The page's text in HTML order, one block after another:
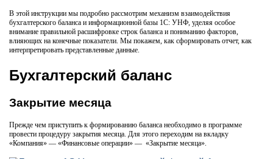
В этой инструкции мы подробно рассмотрим механизм взаимодействия
бухгалтерского баланса и информационной базы 1С: УНФ, уделяя особое
внимание правильной расшифровке строк баланса и пониманию факторов,
влияющих на конечные показатели. Мы покажем, как сформировать отчет, как
интерпретировать представленные данные.
Бухгалтерский баланс
Закрытие месяца
Прежде чем приступить к формированию баланса необходимо в программе
провести процедуру закрытия месяца. Для этого переходим на вкладку
«Компания» — «Финансовые операции» — «Закрытие месяца».